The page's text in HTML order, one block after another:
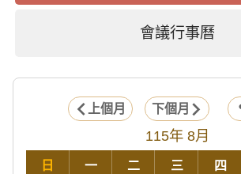
會議行事曆
上個月 下個月
115年 8月
日 一 二 三 四